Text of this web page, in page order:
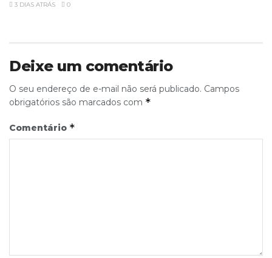
3 DIAS ATRÁS 0
Deixe um comentário
O seu endereço de e-mail não será publicado. Campos
obrigatórios são marcados com *
Comentário *